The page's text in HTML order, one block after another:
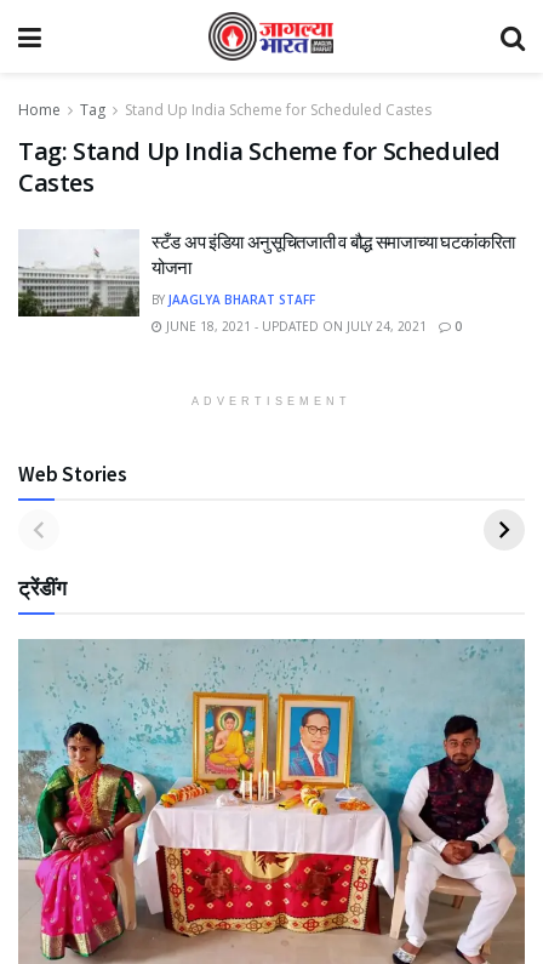
Home Tag Stand Up India Scheme for Scheduled Castes
Tag: Stand Up India Scheme for Scheduled
Castes
स्टँड अप इंडिया अनुसूचितजाती व बौद्ध समाजाच्या घटकांकरिता
योजना
BY JAAGLYA BHARAT STAFF
JUNE 18, 2021 - UPDATED ON JULY 24, 2021
0
ADVERTISEMENT
Web Stories
ट्रेंडींग